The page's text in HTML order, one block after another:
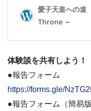
体験談を共有しよう！
●報告フォーム
https://forms.gle/
●報告フォーム（簡易版